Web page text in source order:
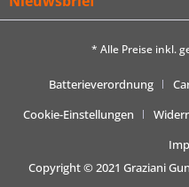
* Alle Preise inkl.
Batterieverordnung
Cookie-Einstellungen
Copyright © 2021 Graziani